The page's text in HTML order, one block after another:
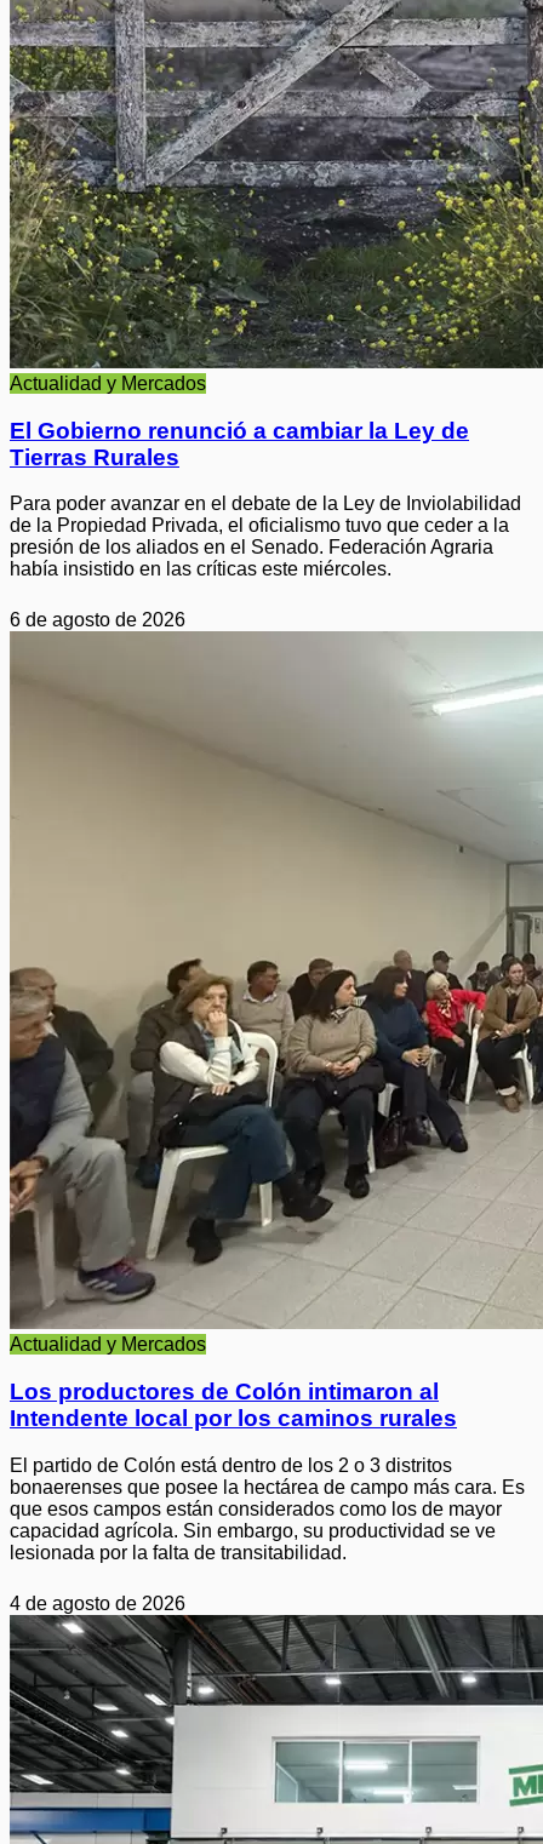
Actualidad y Mercados
El Gobierno renunció a cambiar la Ley de
Tierras Rurales
Para poder avanzar en el debate de la Ley de Inviolabilidad
de la Propiedad Privada, el oficialismo tuvo que ceder a la
presión de los aliados en el Senado. Federación Agraria
había insistido en las críticas este miércoles.
6 de agosto de 2026
Actualidad y Mercados
Los productores de Colón intimaron al
Intendente local por los caminos rurales
El partido de Colón está dentro de los 2 o 3 distritos
bonaerenses que posee la hectárea de campo más cara. Es
que esos campos están considerados como los de mayor
capacidad agrícola. Sin embargo, su productividad se ve
lesionada por la falta de transitabilidad.
4 de agosto de 2026